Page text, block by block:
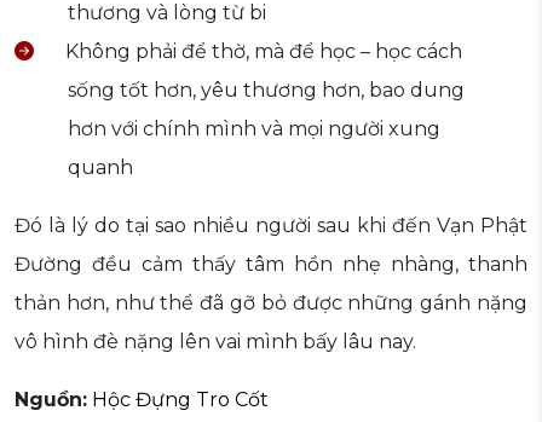
thương và lòng từ bi
Không phải để thờ, mà để học – học cách
sống tốt hơn, yêu thương hơn, bao dung
hơn với chính mình và mọi người xung
quanh
Đó là lý do tại sao nhiều người sau khi đến Vạn Phật
Đường đều cảm thấy tâm hồn nhẹ nhàng, thanh
thản hơn, như thể đã gỡ bỏ được những gánh nặng
vô hình đè nặng lên vai mình bấy lâu nay.
Nguồn: Hộc Đựng Tro Cốt